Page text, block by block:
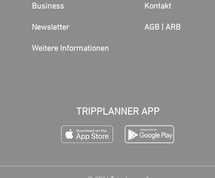
Business
Newsletter
Weitere Informationen
Kontakt
AGB | ARB
TRIPPLANNER APP